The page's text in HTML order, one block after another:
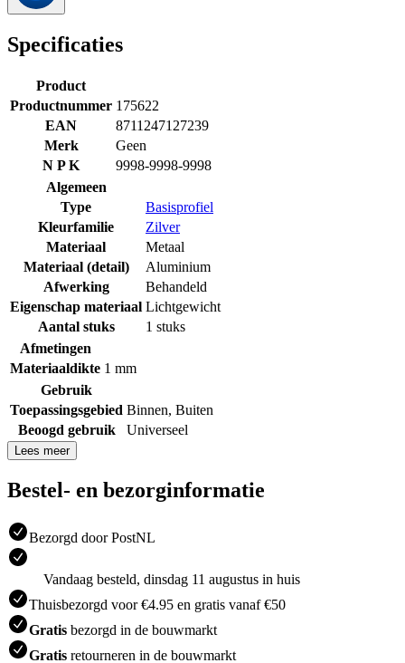
Specificaties
Product
Productnummer 175622
EAN
8711247127239
Merk
Geen
N P K
9998-9998-9998
Algemeen
Type
Basisprofiel
Kleurfamilie
Zilver
Materiaal
Metaal
Materiaal (detail)
Aluminium
Afwerking
Behandeld
Eigenschap materiaal Lichtgewicht
Aantal stuks
1 stuks
Afmetingen
Materiaaldikte 1 mm
Gebruik
Toepassingsgebied Binnen, Buiten
Beoogd gebruik
Universeel
Lees meer
Bestel- en bezorginformatie
Bezorgd door PostNL
Vandaag besteld, dinsdag 11 augustus in huis
Thuisbezorgd voor €4.95 en gratis vanaf €50
Gratis bezorgd in de bouwmarkt
Gratis retourneren in de bouwmarkt